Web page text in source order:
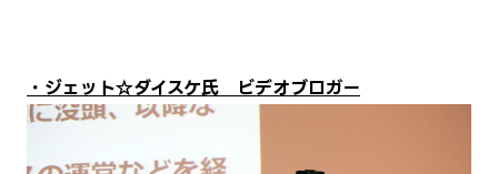
・ジェット☆ダイスケ氏 ビデオブロガー